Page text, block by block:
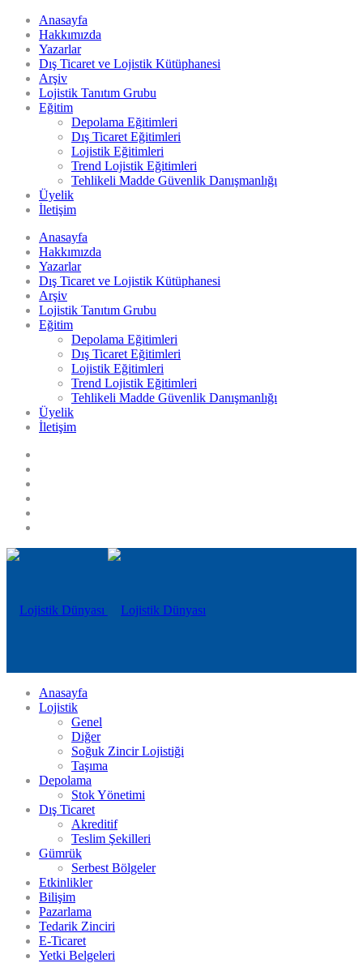
Anasayfa
Hakkımızda
Yazarlar
Dış Ticaret ve Lojistik Kütüphanesi
Arşiv
Lojistik Tanıtım Grubu
Eğitim
Depolama Eğitimleri
Dış Ticaret Eğitimleri
Lojistik Eğitimleri
Trend Lojistik Eğitimleri
Tehlikeli Madde Güvenlik Danışmanlığı
Üyelik
İletişim
Anasayfa
Hakkımızda
Yazarlar
Dış Ticaret ve Lojistik Kütüphanesi
Arşiv
Lojistik Tanıtım Grubu
Eğitim
Depolama Eğitimleri
Dış Ticaret Eğitimleri
Lojistik Eğitimleri
Trend Lojistik Eğitimleri
Tehlikeli Madde Güvenlik Danışmanlığı
Üyelik
İletişim
Anasayfa
Lojistik
Genel
Diğer
Soğuk Zincir Lojistiği
Taşıma
Depolama
Stok Yönetimi
Dış Ticaret
Akreditif
Teslim Şekilleri
Gümrük
Serbest Bölgeler
Etkinlikler
Bilişim
Pazarlama
Tedarik Zinciri
E-Ticaret
Yetki Belgeleri